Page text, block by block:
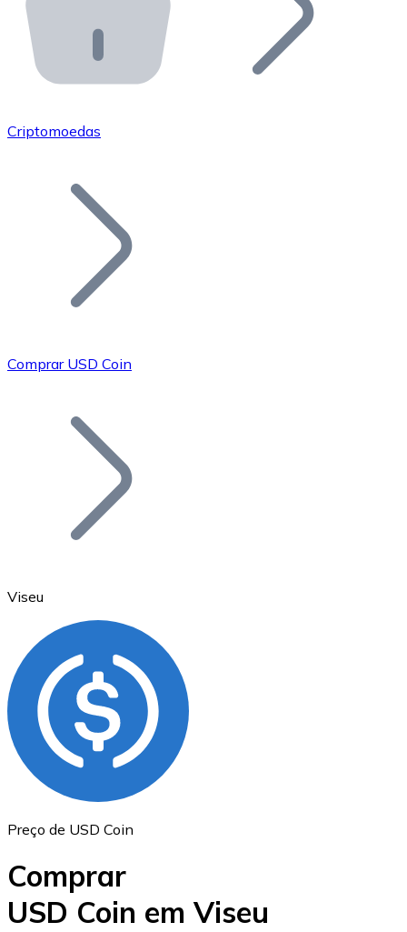
API Bitnovo
Integre nossa API no seu ecossistema.
Junte-se à nossa rede de revendedores e comercialize
Adicione o token do seu projeto ao nosso serviço de
Bitcoin
Ethereum
ETH
Criptomoedas
Comprar USD Coin
Viseu
Preço de USD Coin
Comprar
USD Coin em Viseu